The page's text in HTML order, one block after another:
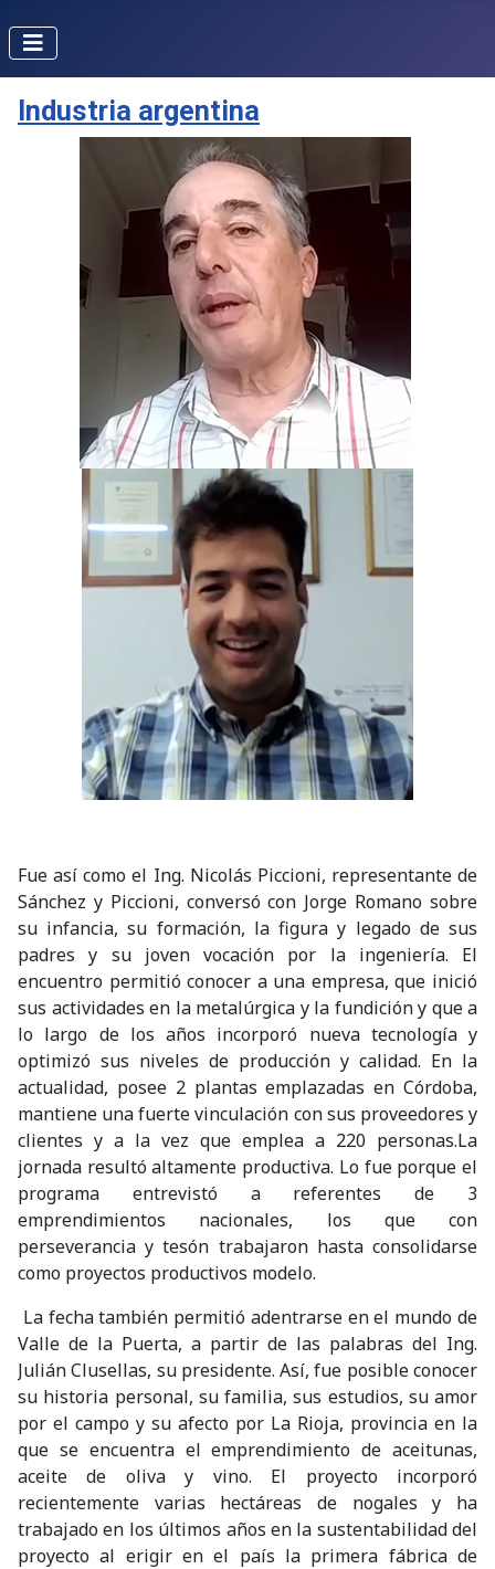
Industria argentina
Fue así como el Ing. Nicolás Piccioni, representante de
Sánchez y Piccioni, conversó con Jorge Romano sobre
su infancia, su formación, la figura y legado de sus
padres y su joven vocación por la ingeniería. El
encuentro permitió conocer a una empresa, que inició
sus actividades en la metalúrgica y la fundición y que a
lo largo de los años incorporó nueva tecnología y
optimizó sus niveles de producción y calidad. En la
actualidad, posee 2 plantas emplazadas en Córdoba,
mantiene una fuerte vinculación con sus proveedores y
clientes y a la vez que emplea a 220 personas.La
jornada resultó altamente productiva. Lo fue porque el
programa entrevistó a referentes de 3
emprendimientos nacionales, los que con
perseverancia y tesón trabajaron hasta consolidarse
como proyectos productivos modelo.
La fecha también permitió adentrarse en el mundo de
Valle de la Puerta, a partir de las palabras del Ing.
Julián Clusellas, su presidente. Así, fue posible conocer
su historia personal, su familia, sus estudios, su amor
por el campo y su afecto por La Rioja, provincia en la
que se encuentra el emprendimiento de aceitunas,
aceite de oliva y vino. El proyecto incorporó
recientemente varias hectáreas de nogales y ha
trabajado en los últimos años en la sustentabilidad del
proyecto al erigir en el país la primera fábrica de